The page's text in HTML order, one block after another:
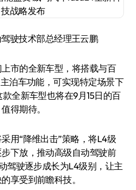
驶技术部总经理王云鹏
市的全新车型，将搭载与百
泊车功能，可实现特定场景下
全新车型也将在9月15日的百
得期待。
用“降维出击”策略，将L4级
下放，推动高级自动驾驶前
驾驶逐步成长为L4级别，让主
享受到前瞻科技。